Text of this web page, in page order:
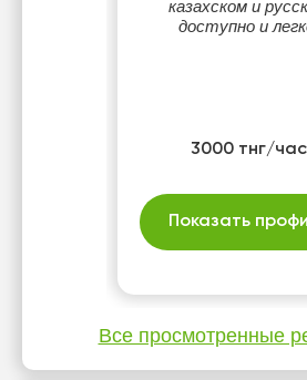
казахском и
доступно и
3000 тнг/час
Показать
Все просмотренные